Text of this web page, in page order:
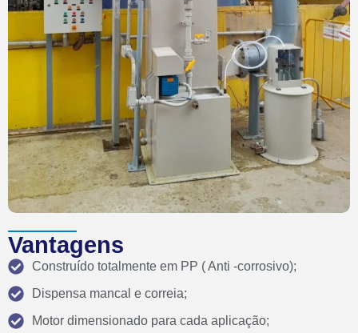
Vantagens
Construído totalmente em PP ( Anti -corrosivo);
Dispensa mancal e correia;
Motor dimensionado para cada aplicação;